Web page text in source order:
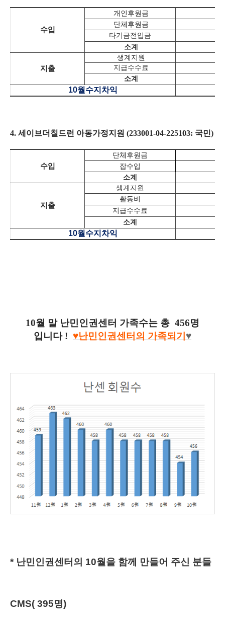
수입
개인후원금
단체후원금
타기금전입금
소계
지출
생계지원
지급수수료
소계
10월수지차익
4. 세이브더칠드런 아동가정지원 (233001-04-225103: 국민)
수입
단체후원금
잡수입
소계
지출
생계지원
활동비
지급수수료
소계
10월수지차익
10월 말 난민인권센터 가족수는 총 456명
입니다 ! ♥난민인권센터의 가족되기 ♥
* 난민인권센터의 10월을 함께 만들어 주신 분들
CMS( 395명)